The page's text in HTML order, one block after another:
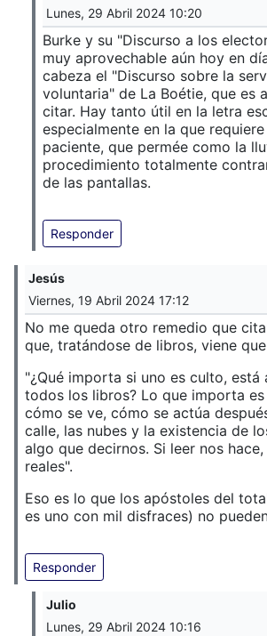
Lunes, 29 Abril 2024 10:20
Burke y su "Discurso a los
muy aprovechable aún hoy en
cabeza el "Discurso sobre la
voluntaria" de La Boétie, que es
citar. Hay tanto útil en la letra
especialmente en la que
paciente, que permée como la
procedimiento totalmente
de las pantallas.
Responder
Jesús
Viernes, 19 Abril 2024 17:12
No me queda otro remedio que
que, tratándose de libros, viene
"¿Qué importa si uno es culto, está
todos los libros? Lo que importa
cómo se ve, cómo se actúa
calle, las nubes y la existencia de
algo que decirnos. Si leer nos
reales".
Eso es lo que los apóstoles del
es uno con mil disfraces) no
Responder
Julio
Lunes, 29 Abril 2024 10:16